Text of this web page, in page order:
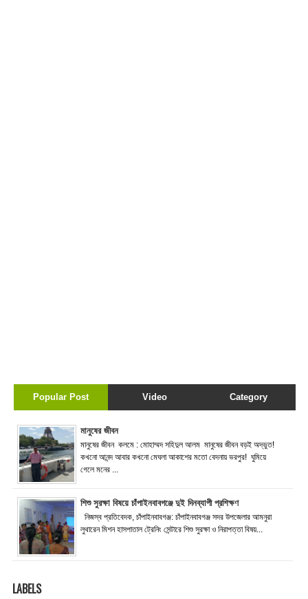
Popular Post Video Category
মানুষের জীবন
মানুষের জীবন কলমে : মোহাম্মদ সহিদুল আলম মানুষের জীবন বড়ই অদ্ভুত!
কখনো আনন্দ আবার কখনো মেঘলা আকাশের মতো বেদনায় ভরপুর! ঘুমিয়ে
গেলে মনের ...
শিশু সুরক্ষা বিষয়ে চাঁপাইনবাবগঞ্জে দুই দিনব্যাপী প্রশিক্ষণ
নিজস্ব প্রতিবেদক, চাঁপাইনবাবগঞ্জ: চাঁপাইনবাবগঞ্জ সদর উপজেলার আমনুরা
লুথারেন মিশন হাসপাতাল ট্রেনিং সেন্টারে শিশু সুরক্ষা ও নিরাপত্তা বিষয়...
LABELS